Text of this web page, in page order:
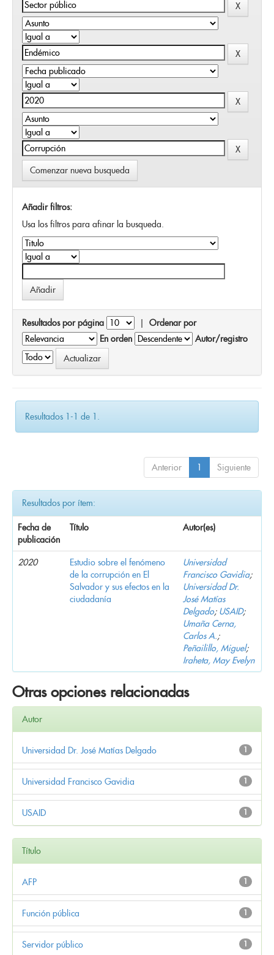
Comenzar nueva busqueda
Añadir filtros:
Usa los filtros para afinar la busqueda.
Resultados por página | Ordenar por
En orden
Autor/registro
Resultados 1-1 de 1.
Anterior 1 Siguiente
Resultados por ítem:
Fecha de
publicación
Título Autor(es)
2020
Estudio sobre el fenómeno
de la corrupción en El
Salvador y sus efectos en la
ciudadanía
Universidad
Francisco Gavidia;
Universidad Dr.
José Matías
Delgado; USAID;
Umaña Cerna,
Carlos A.;
Peñailillo, Miguel;
Iraheta, May Evelyn
Otras opciones relacionadas
Autor
1
Universidad Dr. José Matías Delgado
1
Universidad Francisco Gavidia
1
USAID
Título
1
AFP
1
Función pública
1
Servidor público